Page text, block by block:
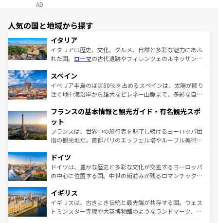
AD
人気の国と地域から探す
イタリア
イタリアは歴史、文化、グルメ、自然と多彩な魅力にあふ
れた国。 ローマの古代遺跡やフィレンツェのルネッサンス
ろん、トスカーナの美しい田園風景やアマルフィ海岸の絶
景など、自然景観も見逃せない。観光の合間には、本場の
ピザやパスタなど、絶品のイタリア料理を堪能することも
ませてくれるイタリアで、忘れられない旅をしてみよう！
なお、新着のイタリア情報は
しい。
スペイン
イベリア半島のほぼ80％を占めるスペインは、太陽が降り
注ぐ地中海沿岸から雄大なピレネー山脈まで、多彩な自然
文化が根付くこの国では、情熱的なフラメンコ、熱気あふ
れる闘牛、そして美味しいタパスが生活の一部となってい
る。首都マドリードの洗練された雰囲気や、バルセロナの
アートに溢れた街角から、地方では古代ローマ遺跡や中世
せる。地方によって風土や気候が異なるスペインはその個
性で訪れる人を魅了する。 なお、新着のスペイン情報は コ
ンテンツ一覧を参照してほしい。
フランスの基本情報と観光ガイド・有名観光スポ
ット
フランスは、世界中の旅行者を魅了し続けるヨーロッパ屈
指の観光地だ。首都パリのエッフェル塔やルーブル美術館
で、幅広い魅力が詰まっている。華麗な宮殿、歴史的な大
聖堂、美しいビーチ、そして豊かな自然が、訪れる者を心
から魅了する。また、フランスは美食の国としても知ら
いる。シャンパンの発祥地であるランス、プロヴァンスの
香り高いラベンダー畑など、多彩な楽しみ方が可能だ。さ
らに、パリ以外の地域にも魅力が溢れており、どの街角に
ドイツ
ドイツは、豊かな歴史と多彩な文化が交差するヨーロッパ
の中心に位置する国。中世の街並みが残るロマンチック街
顔を持つこの国は、どこを歩いても飽きることがない。ベ
ルリンの文化的活気、バイエルン州のアルプスの絶景、そ
してライン川沿いのワイン畑といった風景は必見。ビール
イギリス
イギリスは、古きよき伝統と最先端が共存する国。ウェス
トミンスター寺院や大英博物館のようなランドマーク、歴